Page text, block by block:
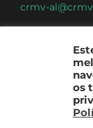
crmv-
os